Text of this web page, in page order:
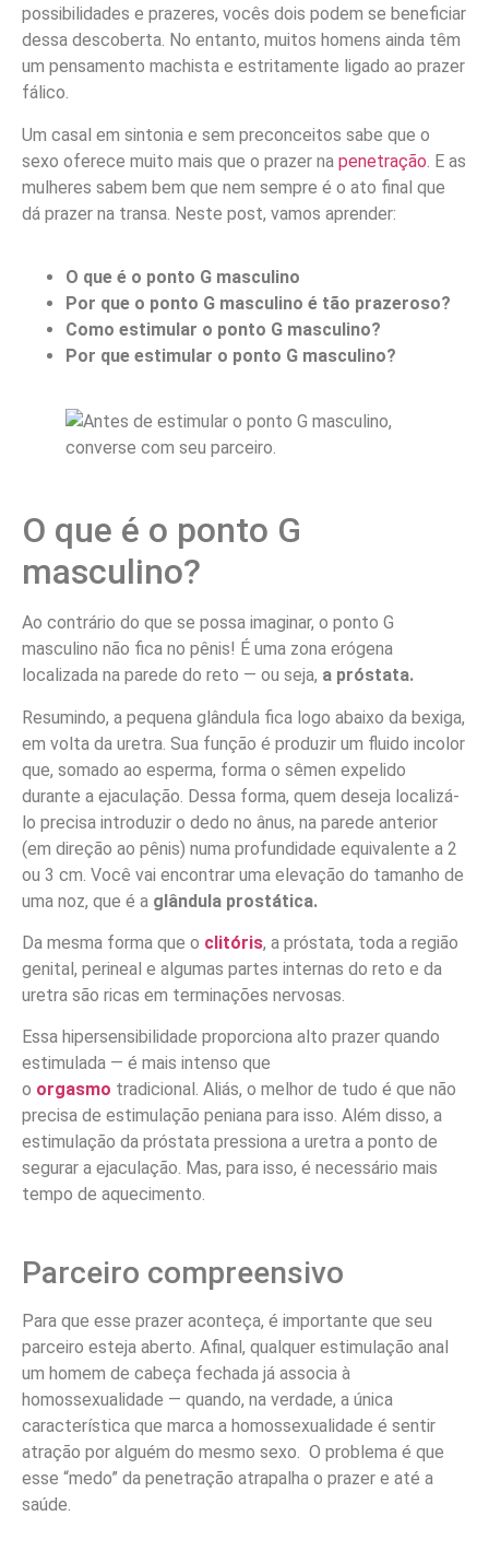
possibilidades e prazeres, vocês dois podem se beneficiar
dessa descoberta. No entanto, muitos homens ainda têm
um pensamento machista e estritamente ligado ao prazer
fálico.
Um casal em sintonia e sem preconceitos sabe que o
sexo oferece muito mais que o prazer na penetração . E as
mulheres sabem bem que nem sempre é o ato final que
dá prazer na transa. Neste post, vamos aprender:
O que é o ponto G masculino
Por que o ponto G masculino é tão prazeroso?
Como estimular o ponto G masculino?
Por que estimular o ponto G masculino?
O que é o ponto G
masculino?
Ao contrário do que se possa imaginar, o ponto G
masculino não fica no pênis! É uma zona erógena
localizada na parede do reto — ou seja, a próstata.
Resumindo, a pequena glândula fica logo abaixo da bexiga,
em volta da uretra. Sua função é produzir um fluido incolor
que, somado ao esperma, forma o sêmen expelido
durante a ejaculação. Dessa forma, quem deseja localizá-
lo precisa introduzir o dedo no ânus, na parede anterior
(em direção ao pênis) numa profundidade equivalente a 2
ou 3 cm. Você vai encontrar uma elevação do tamanho de
uma noz, que é a glândula prostática.
Da mesma forma que o clitóris, a próstata, toda a região
genital, perineal e algumas partes internas do reto e da
uretra são ricas em terminações nervosas.
Essa hipersensibilidade proporciona alto prazer quando
estimulada — é mais intenso que
o orgasmo tradicional. Aliás, o melhor de tudo é que não
precisa de estimulação peniana para isso. Além disso, a
estimulação da próstata pressiona a uretra a ponto de
segurar a ejaculação. Mas, para isso, é necessário mais
tempo de aquecimento.
Parceiro compreensivo
Para que esse prazer aconteça, é importante que seu
parceiro esteja aberto. Afinal, qualquer estimulação anal
um homem de cabeça fechada já associa à
homossexualidade — quando, na verdade, a única
característica que marca a homossexualidade é sentir
atração por alguém do mesmo sexo. O problema é que
esse “medo” da penetração atrapalha o prazer e até a
saúde.